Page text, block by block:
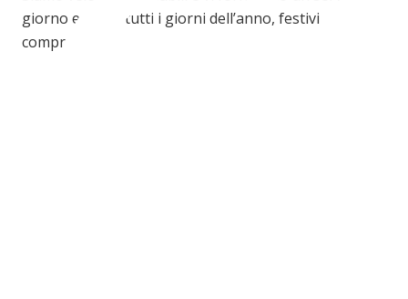
giorno e notte tutti i giorni dell’anno, festivi
compresi.